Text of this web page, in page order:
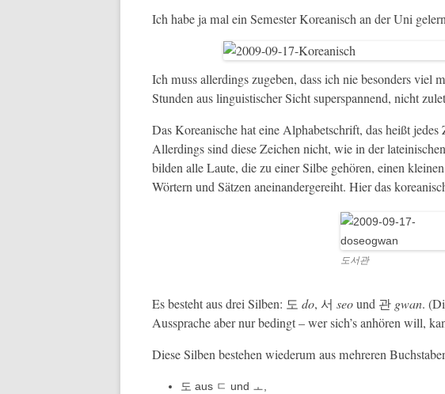
Ich habe ja mal ein Semes­ter Kore­anisch an der Uni
Ich muss allerd­ings zugeben, dass ich nie beson­ders viel
Stun­den aus lin­guis­tis­ch­er Sicht super­span­nend, nicht
Das Kore­anis­che hat eine Alpha­betschrift, das heißt
Allerd­ings sind diese Zeichen nicht, wie in der
bilden alle Laute, die zu ein­er Silbe gehören, einen
Wörtern und Sätzen aneinan­derg­erei­ht. Hier das
도서관
Es beste­ht aus drei Sil­ben: 도 do, 서 seound 관 gwan.
Aussprache aber nur bed­ingt – wer sich’s anhören will,
Diese Sil­ben beste­hen wiederum aus mehreren
도 aus ㄷ und ㅗ,